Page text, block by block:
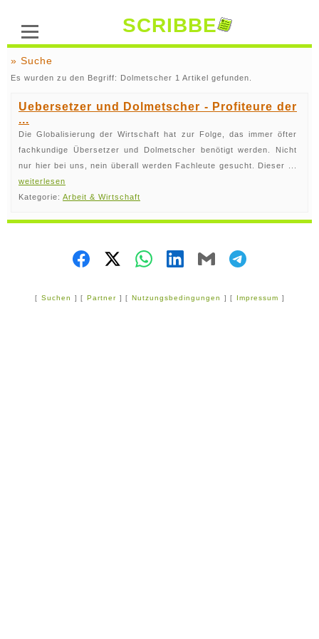
SCRIBBE
» Suche
Es wurden zu den Begriff: Dolmetscher 1 Artikel gefunden.
Uebersetzer und Dolmetscher - Profiteure der
...
Die Globalisierung der Wirtschaft hat zur Folge, das immer öfter
fachkundige Übersetzer und Dolmetscher benötigt werden. Nicht
nur hier bei uns, nein überall werden Fachleute gesucht. Dieser ...
weiterlesen
Kategorie: Arbeit & Wirtschaft
[ Suchen ] [ Partner ] [ Nutzungsbedingungen ] [ Impressum ]